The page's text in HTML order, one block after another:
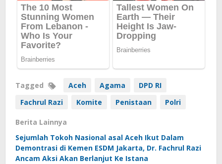
Tagged Aceh Agama
DPD RI
Fachrul Razi
Komite Penistaan Polri
Berita Lainnya
Sejumlah Tokoh Nasional asal Aceh Ikut Dalam
Demontrasi di Kemen ESDM Jakarta, Dr. Fachrul Razi
Ancam Aksi Akan Berlanjut Ke Istana